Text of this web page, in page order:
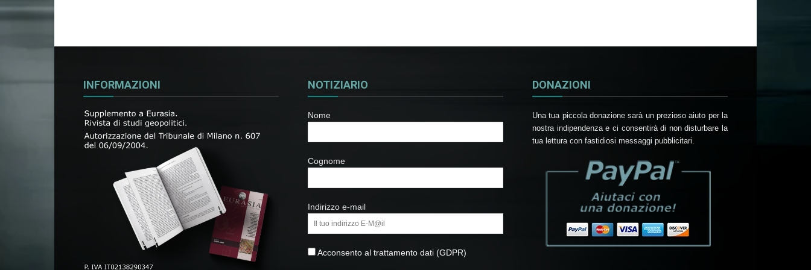
INFORMAZIONI NOTIZIARIO
Nome
Cognome
Indirizzo e-mail
Acconsento al trattamento dati (GDPR)
DONAZIONI
Una tua piccola donazione sarà un prezioso aiuto per la
nostra indipendenza e ci consentirà di non disturbare la
tua lettura con fastidiosi messaggi pubblicitari.